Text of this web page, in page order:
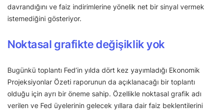
davrandığını ve faiz indirimlerine yönelik net bir sinyal vermek
istemediğini gösteriyor.
Noktasal grafikte değişiklik yok
Bugünkü toplantı Fed’in yılda dört kez yayımladığı Ekonomik
Projeksiyonlar Özeti raporunun da açıklanacağı bir toplantı
olduğu için ayrı bir öneme sahip. Özellikle noktasal grafik adı
verilen ve Fed üyelerinin gelecek yıllara dair faiz beklentilerini